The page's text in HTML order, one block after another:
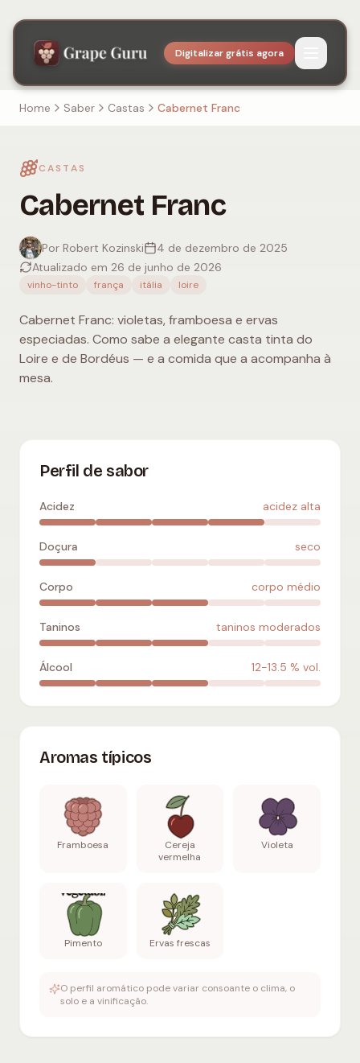
Digitalizar grátis agora
Home Saber Castas Cabernet Franc
CASTAS
Cabernet Franc
Por Robert Kozinski
4 de dezembro de 2025
Atualizado em 26 de junho de 2026
vinho-tinto frança itália loire
Cabernet Franc: violetas, framboesa e ervas
especiadas. Como sabe a elegante casta tinta do
Loire e de Bordéus — e a comida que a acompanha à
mesa.
Perfil de sabor
Acidez acidez alta
Doçura seco
Corpo corpo médio
Taninos taninos moderados
Álcool 12-13.5 % vol.
Aromas típicos
Framboesa
Cereja
vermelha
Violeta
Pimento Ervas frescas
O perfil aromático pode variar consoante o clima, o
solo e a vinificação.